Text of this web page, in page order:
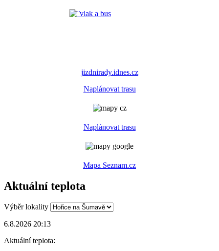
jizdnirady.idnes.cz
Naplánovat trasu
Naplánovat trasu
Mapa Seznam.cz
Aktuální teplota
Výběr lokality
6.8.2026 20:13
Aktuální teplota: